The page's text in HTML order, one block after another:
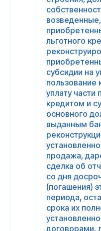
льготного
субсидии на
пользование
уплату части
кредитом и
основного
выданным
продажа,
сделка об
со дня
(погашения)
периода,
срока их
договорами,